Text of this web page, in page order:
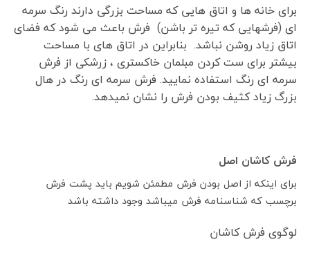
برای خانه ها و اتاق هایی که مساحت بزرگی دارند رنگ سرمه
ای (فرشهایی که تیره تر باشن) فرش باعث می شود که فضای
اتاق زیاد روشن نباشد. بنابراین در اتاق های با مساحت
بیشتر برای ست کردن مبلمان خاکستری ، زرشکی از فرش
سرمه ای رنگ استفاده نمایید. فرش سرمه ای رنگ در هال
بزرگ زیاد کثیف بودن فرش را نشان نمیدهد.
فرش کاشان اصل
برای اینکه از اصل بودن فرش مطمئن شویم باید پشت فرش
برچسب که شناسنامه فرش میباشد وجود داشته باشد
لوگوی فرش کاشان